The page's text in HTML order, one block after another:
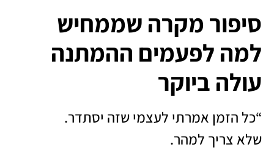
סיפור מקרה שממחיש
למה לפעמים ההמתנה
עולה ביוקר
“כל הזמן אמרתי לעצמי שזה יסתדר.
שלא צריך למהר.